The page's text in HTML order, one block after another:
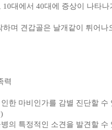
대에서 40대에 증상이 나타
며 견갑골은 날개같이 튀어나
력
한 마비인가를 감별 진단할 수
의 특정적인 소견을 발견할 수